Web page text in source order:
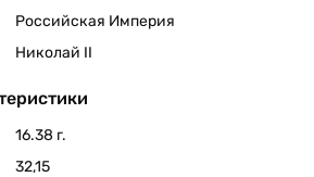
Российская Империя
Николай II
16.38 г.
32,15